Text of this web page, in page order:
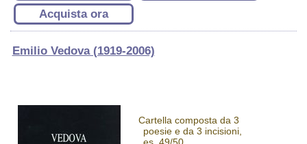
Acquista ora
Emilio Vedova (1919-2006)
Cartella composta da 3
poesie e da 3 incisioni,